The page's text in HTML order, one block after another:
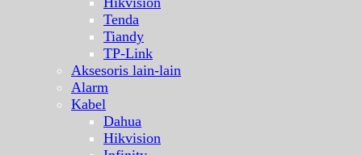
Tenda
Tiandy
TP-Link
Aksesoris lain-lain
Alarm
Kabel
Dahua
Hikvision